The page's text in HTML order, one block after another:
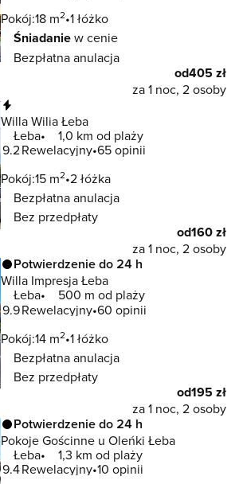
Pokój:18 m2 1 łóżko
Śniadaniew cenie
Bezpłatna anulacja
od405 zł
za 1 noc, 2 osoby
Willa Wilia Łeba
Łeba
1,0 km od plaży
9.2Rewelacyjny 65 opinii
Pokój:15 m2 2 łóżka
Bezpłatna anulacja
Bez przedpłaty
od160 zł
za 1 noc, 2 osoby
Potwierdzenie do 24 h
Willa Impresja Łeba
Łeba
500 m od plaży
9.9Rewelacyjny 60 opinii
Pokój:14 m2 1 łóżko
Bezpłatna anulacja
Bez przedpłaty
od195 zł
za 1 noc, 2 osoby
Potwierdzenie do 24 h
Pokoje Gościnne u Oleńki Łeba
Łeba
1,3 km od plaży
9.4Rewelacyjny 10 opinii